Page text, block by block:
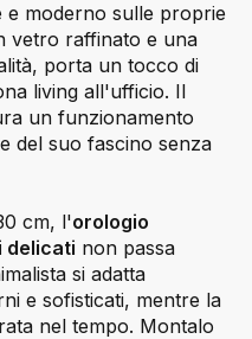
e moderno sulle proprie
vetro raffinato e una
porta un tocco di
living all'ufficio. Il
un funzionamento
del suo fascino senza
cm, l'orologio
delicati non passa
si adatta
e sofisticati, mentre la
nel tempo. Montalo